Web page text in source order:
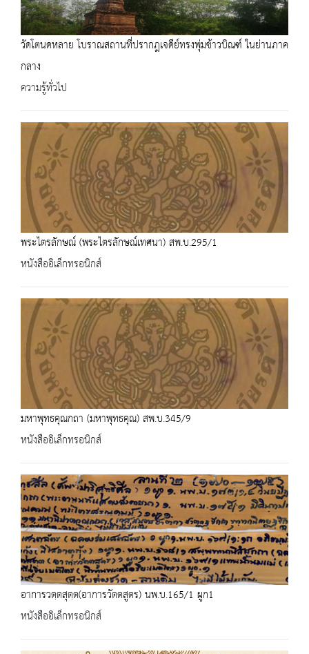
วัดโตนดหลาย โบราณสถานที่ปรากฎเจดีย์ทรงพุ่มข้าวบิณฑ์ ในย่านภาค
กลาง
ความรู้ทั่วไป
พระไตรลักษณ์ (พระไตรลักษณ์เทศนา) สพ.บ.295/1
หนังสืออิเล็กทรอนิกส์
มหาพุทธคุณกถา (มหาพุทธคุณ) สพ.บ.345/9
หนังสืออิเล็กทรอนิกส์
อาการวตฺตสุตฺต(อาการวัตตสูตร) นพ.บ.165/1 ผูก1
หนังสืออิเล็กทรอนิกส์